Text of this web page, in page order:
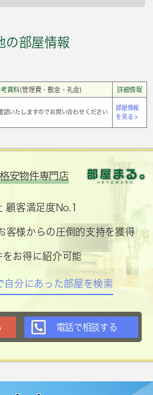
の部屋情報
賃料(管理費・敷金・礼金) 詳細情報
いたしますのでお問い合わせください
部屋情報
を見る >
安物件専門店
顧客満足度No.1
客様からの圧倒的支持を獲得
お得に紹介可能
自分にあった部屋を検索
電話で相談する